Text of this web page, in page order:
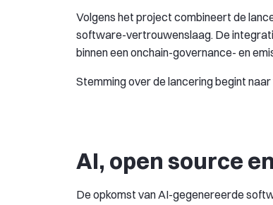
Volgens het project combineert de
software-vertrouwenslaag. De
binnen een onchain-governance- en
Stemming over de lancering begint
AI, open source
De opkomst van AI-gegenereerde